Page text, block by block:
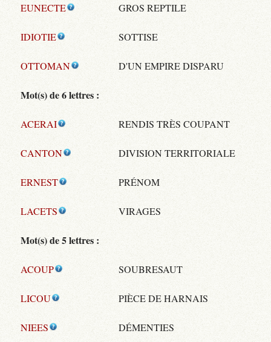
EUNECTE GROS REPTILE
IDIOTIE SOTTISE
OTTOMAN D'UN EMPIRE DISPARU
Mot(s) de 6 lettres :
ACERAI RENDIS TRÈS COUPANT
CANTON DIVISION TERRITORIALE
ERNEST PRÉNOM
LACETS VIRAGES
Mot(s) de 5 lettres :
ACOUP SOUBRESAUT
LICOU PIÈCE DE HARNAIS
NIEES DÉMENTIES